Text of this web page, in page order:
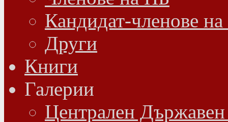
Кандидат-членове
Други
Книги
Галерии
Централен